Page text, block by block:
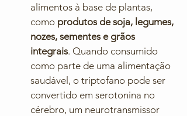
alimentos à base de plantas,
como produtos de soja, legumes,
nozes, sementes e grãos
integrais. Quando consumido
como parte de uma alimentação
saudável, o triptofano pode ser
convertido em serotonina no
cérebro, um neurotransmissor